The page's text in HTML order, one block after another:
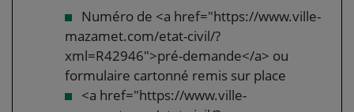
Numéro de <a href="https://www.ville-
mazamet.com/etat-civil/?
xml=R42946">pré-demande</a> ou
formulaire cartonné remis sur place
<a href="https://www.ville-